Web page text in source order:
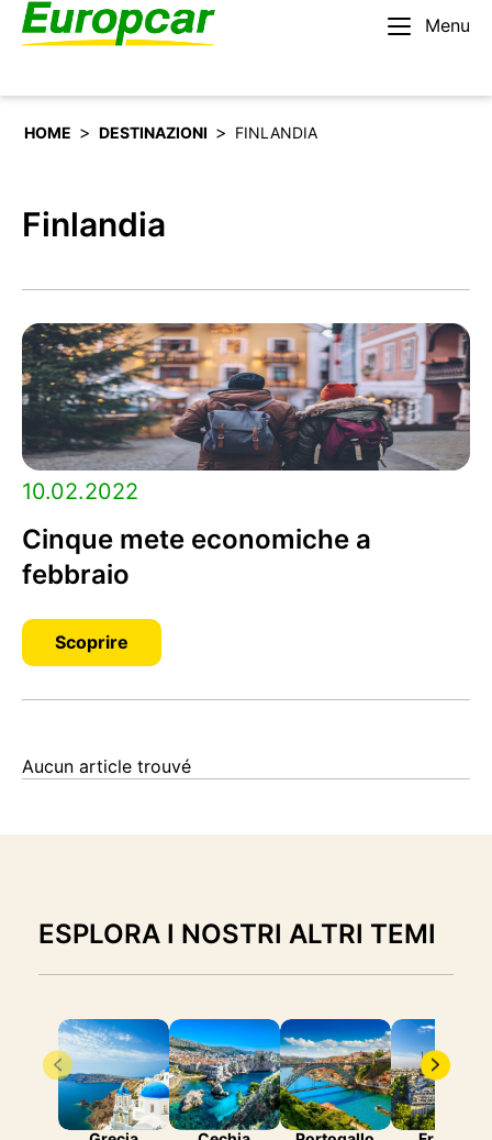
Menu
Italiano
HOME > DESTINAZIONI > FINLANDIA
Finlandia
10.02.2022
Cinque mete economiche a
febbraio
Scoprire
Aucun article trouvé
ESPLORA I NOSTRI ALTRI TEMI